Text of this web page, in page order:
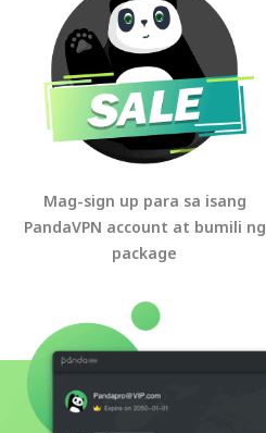
Mag-sign up para sa isang
PandaVPN account at bumili ng
package